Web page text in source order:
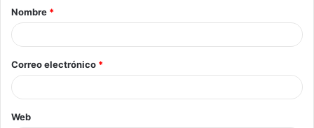
Nombre *
Correo electrónico *
Web